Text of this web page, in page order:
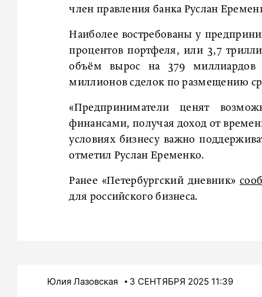
член правления банка Руслан
Наиболее востребованы у
процентов портфеля, или 3,7
объём вырос на 379 миллиардов
миллионов сделок по размещению
«Предприниматели ценят
финансами, получая доход от
условиях бизнесу важно
отметил Руслан Еременко.
Ранее «Петербургский дневник»
для российского бизнеса.
Юлия Лазовская 3 СЕНТЯБРЯ 2025 11:39